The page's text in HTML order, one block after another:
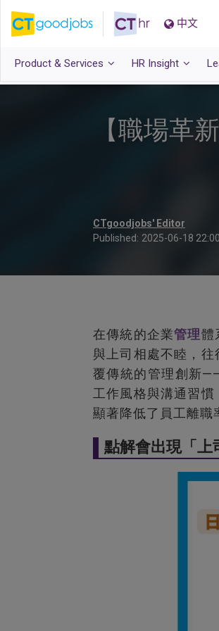
中文
Product & Services HR Insight
【職場革
CTgoodjobs' Editor
Published: 2025-06-18 22:00
在傳統的企業管理體
與上司相處不睦，
覆傳統的管理創新
工作風格與溝通習
顯著降低了員工離職
點解會出現「上